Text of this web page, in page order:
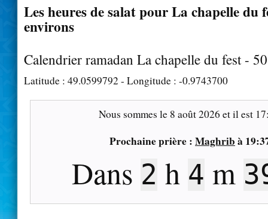
Les heures de salat pour La chapelle du
environs
Calendrier ramadan La chapelle du fest -
Latitude : 49.0599792 - Longitude : -0.9743700
Nous sommes le 8 août 2026 et il est
Prochaine prière : Maghrib à
Dans 2 h 4 m